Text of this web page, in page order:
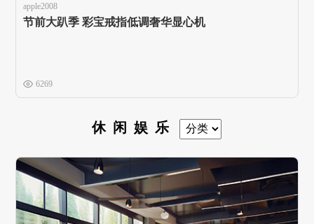
apple2008
节前大趴季 彩宝戒指低调奢华显心机
6269
休闲娱乐